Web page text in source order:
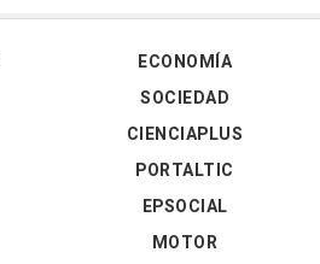
ECONOMÍA
SOCIEDAD
CIENCIAPLUS
PORTALTIC
EPSOCIAL
MOTOR